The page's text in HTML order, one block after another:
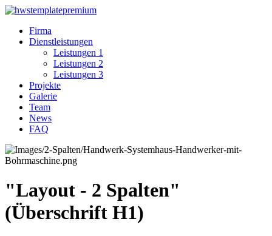
Firma
Dienstleistungen
Leistungen 1
Leistungen 2
Leistungen 3
Projekte
Galerie
Team
News
FAQ
"Layout - 2 Spalten"
(Überschrift H1)